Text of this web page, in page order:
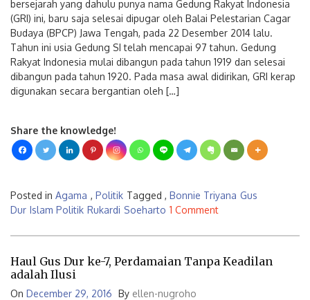
bersejarah yang dahulu punya nama Gedung Rakyat Indonesia
(GRI) ini, baru saja selesai dipugar oleh Balai Pelestarian Cagar
Budaya (BPCP) Jawa Tengah, pada 22 Desember 2014 lalu.
Tahun ini usia Gedung SI telah mencapai 97 tahun. Gedung
Rakyat Indonesia mulai dibangun pada tahun 1919 dan selesai
dibangun pada tahun 1920. Pada masa awal didirikan, GRI kerap
digunakan secara bergantian oleh […]
Share the knowledge!
Posted in Agama , Politik Tagged , Bonnie Triyana Gus
Dur Islam Politik Rukardi Soeharto 1 Comment
Haul Gus Dur ke-7, Perdamaian Tanpa Keadilan
adalah Ilusi
On December 29, 2016 By ellen-nugroho